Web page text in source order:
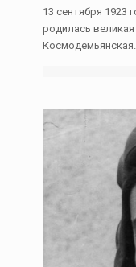
13 сентября 1923
родилась
Космодемьянская.